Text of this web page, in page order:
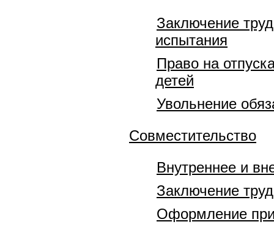
Заключение
испытания
Право на
детей
Увольнение
Совместительство
Внутреннее и
Заключение
Оформление